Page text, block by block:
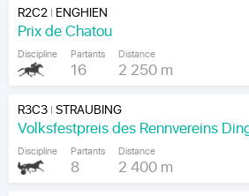
R2C2| ENGHIEN
Prix de Chatou
Discipline Partants
16
Distance
2 250 m
R3C3|STRAUBING
Volksfestpreis des Rennvereins
Discipline Partants
8
Distance
2 400 m